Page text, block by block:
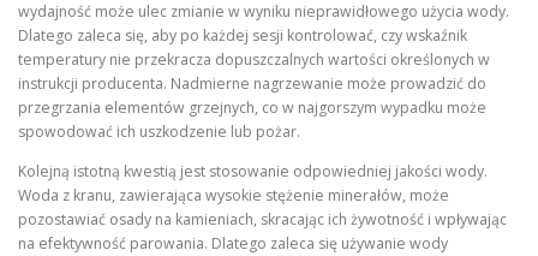
wydajność może ulec zmianie w wyniku nieprawidłowego użycia wody.
Dlatego zaleca się, aby po każdej sesji kontrolować, czy wskaźnik
temperatury nie przekracza dopuszczalnych wartości określonych w
instrukcji producenta. Nadmierne nagrzewanie może prowadzić do
przegrzania elementów grzejnych, co w najgorszym wypadku może
spowodować ich uszkodzenie lub pożar.
Kolejną istotną kwestią jest stosowanie odpowiedniej jakości wody.
Woda z kranu, zawierająca wysokie stężenie minerałów, może
pozostawiać osady na kamieniach, skracając ich żywotność i wpływając
na efektywność parowania. Dlatego zaleca się używanie wody